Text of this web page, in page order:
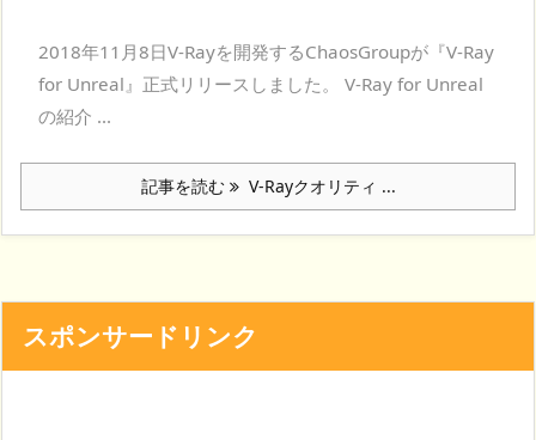
2018年11月8日V-Rayを開発するChaosGroupが『V-Ray
for Unreal』正式リリースしました。 V-Ray for Unreal
の紹介 ...
記事を読む V-Rayクオリティ ...
スポンサードリンク